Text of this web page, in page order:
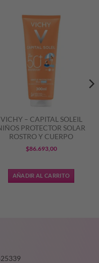
VICHY – CAPITAL SOLEIL
PROTECTOR SOLAR
ROSTRO Y CUERPO
$86.693,00
AÑADIR AL CARRITO